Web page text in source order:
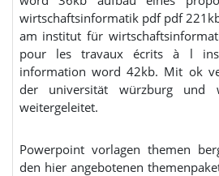
wirtschaftsinformatik pdf pdf
am institut für
pour les travaux écrits à l
information word 42kb. Mit ok
der universität würzburg und
weitergeleitet.
Powerpoint vorlagen themen
den hier angebotenen